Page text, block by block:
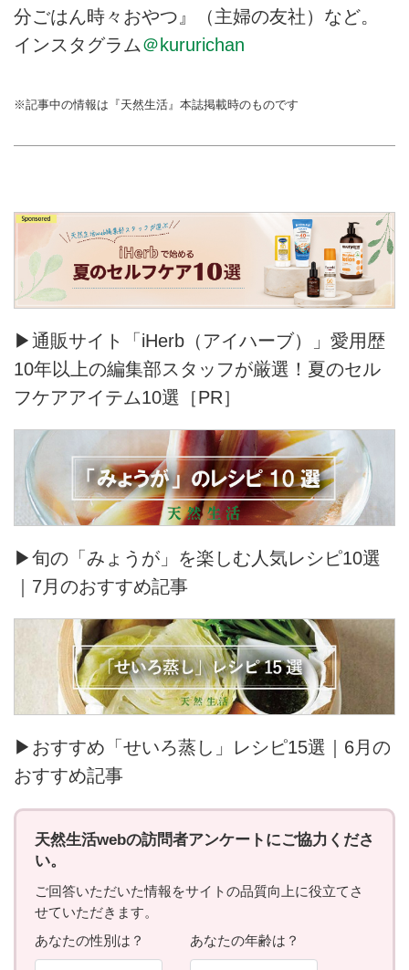
分ごはん時々おやつ』（主婦の友社）など。
インスタグラム＠kururichan
※記事中の情報は『天然生活』本誌掲載時のものです
▶通販サイト「iHerb（アイハーブ）」愛用歴
10年以上の編集部スタッフが厳選！夏のセル
フケアアイテム10選［PR］
▶旬の「みょうが」を楽しむ人気レシピ10選
｜7月のおすすめ記事
▶おすすめ「せいろ蒸し」レシピ15選｜6月の
おすすめ記事